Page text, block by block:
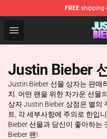
FREE shipping
Open menu
Justin Bieber Store -
Justin Bieber
Justin Bieber 선물 상자는 판매
치. 어떤 팬을 위한 차가운 선물
상자 Justin Bieber 상점은 별의
트, 각 세부사항에 주의로 한입
Bieber 선물과 당신이 좋아하는
Bieber 팬!